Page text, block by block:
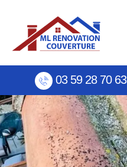
03 59 28 70 63